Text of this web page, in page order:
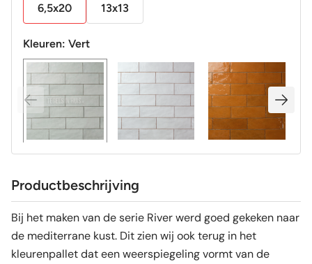
6,5x20
13x13
Kleuren: Vert
Productbeschrijving
Bij het maken van de serie River werd goed gekeken naar
de mediterrane kust. Dit zien wij ook terug in het
kleurenpallet dat een weerspiegeling vormt van de